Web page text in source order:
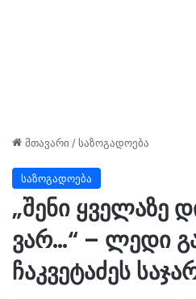
მთავარი /საზოგადოება
საზოგადოება
„შენი ყველაზე
ვარ…“ – ლედი
ჩაკვეტაძეს